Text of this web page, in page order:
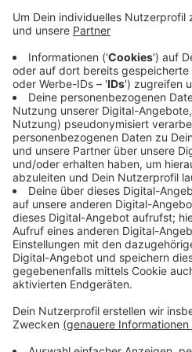
teurer, in unserer
Kreis Mettmann dagegen
deutlich darunter, in
sie ähnlich hoch. Die
Faktor dafür, wo
niederlassen. Die
und Privatgrundstücke ist
höher als im NRW-Schnitt.
Veröffentlicht:Freitag,
Anzeige